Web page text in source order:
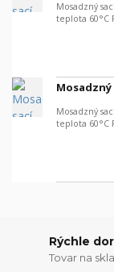
Mosadzný
teplota 60°C
Mosadzný
teplota 60°C
Rýchle
Tovar na